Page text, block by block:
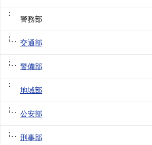
警務部
交通部
警備部
地域部
公安部
刑事部